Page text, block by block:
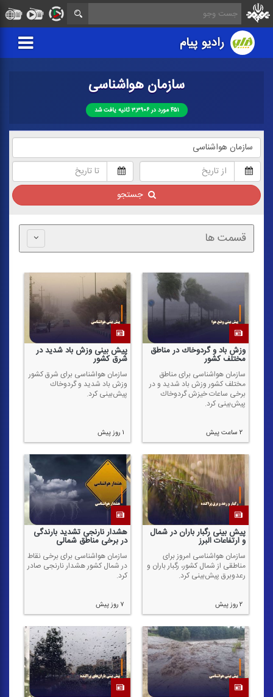
رادیو پیام
سازمان هواشناسی
۴۵۱ مورد در ۳,۳۹۰۶ ثانیه یافت شد
جستجو
قسمت ها
وزش باد و گردوخاك در مناطق
مختلف كشور
سازمان هواشناسی برای مناطق
مختلف كشور وزش باد شدید و در
برخی ساعات خیزش گردوخاك
پیش‌بینی كرد.
۲ ساعت پیش
پیش بینی وزش باد شدید در
شرق كشور
سازمان هواشناسی برای شرق كشور
وزش باد شدید و گردوخاك
پیش‌بینی كرد.
۱ روز پیش
پیش بینی رگبار باران در شمال
و ارتفاعات البرز
سازمان هواشناسی امروز برای
مناطقی از شمال كشور، رگبار باران و
رعدوبرق پیش‌بینی كرد.
۲ روز پیش
هشدار نارنجی تشدید بارندگی
در برخی مناطق شمالی
سازمان هواشناسی برای برخی نقاط
در شمال كشور هشدار نارنجی صادر
كرد.
۷ روز پیش